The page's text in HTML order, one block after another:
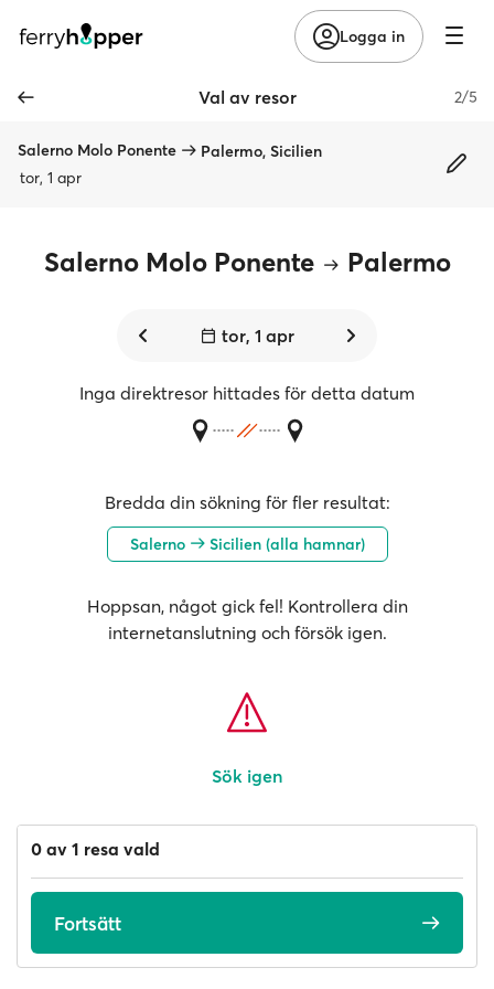
Logga in
Val av resor 2/5
Salerno Molo Ponente
Palermo, Sicilien
tor, 1 apr
Salerno Molo Ponente Palermo
tor, 1 apr
Inga direktresor hittades för detta datum
Bredda din sökning för fler resultat:
Salerno Sicilien (alla hamnar)
Hoppsan, något gick fel! Kontrollera din
internetanslutning och försök igen.
Sök igen
0 av 1 resa vald
Fortsätt